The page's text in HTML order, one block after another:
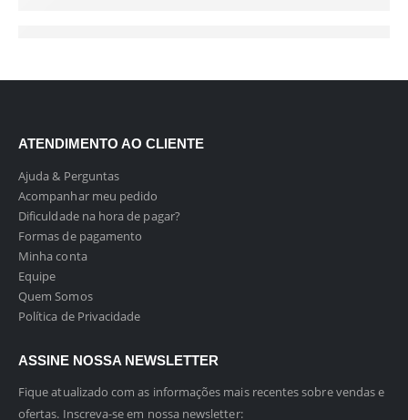
ATENDIMENTO AO CLIENTE
Ajuda & Perguntas
Acompanhar meu pedido
Dificuldade na hora de pagar?
Formas de pagamento
Minha conta
Equipe
Quem Somos
Política de Privacidade
ASSINE NOSSA NEWSLETTER
Fique atualizado com as informações mais recentes sobre vendas e
ofertas. Inscreva-se em nossa newsletter: